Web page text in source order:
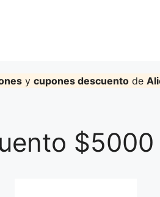
y cupones descuento de